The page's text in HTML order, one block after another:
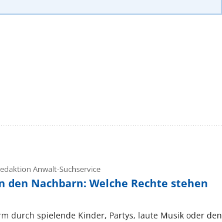
Anwalt-Suchservice
den Nachbarn: Welche Rechte stehen
durch spielende Kinder, Partys, laute Musik oder den